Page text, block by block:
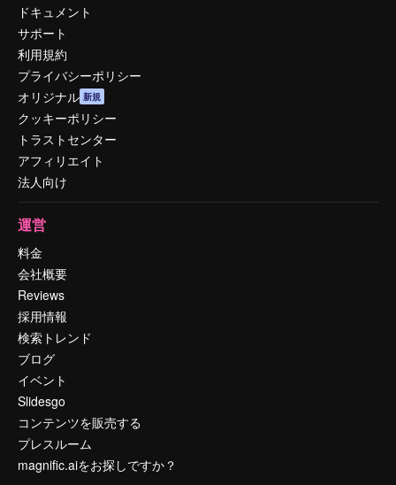
ドキュメント
サポート
利用規約
プライバシーポリシー
オリジナル 新規
クッキーポリシー
トラストセンター
アフィリエイト
法人向け
運営
料金
会社概要
Reviews
採用情報
検索トレンド
ブログ
イベント
Slidesgo
コンテンツを販売する
プレスルーム
magnific.aiをお探しですか？